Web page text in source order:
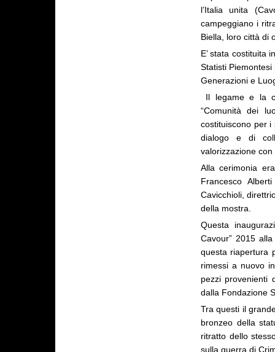
l’Italia unita
campeggiano i
Biella, loro città di
E’ stata costituita
Statisti Piemontesi
Generazioni e
Il legame e la
“Comunità dei
costituiscono per i
dialogo e di
valorizzazione
Alla cerimonia
Francesco
Cavicchioli,
della mostra.
Questa
Cavour” 2015
questa riapertura
rimessi a nuovo
pezzi provenienti
dalla Fondazione
Tra questi il
bronzeo della
ritratto dello
sulla guerra di